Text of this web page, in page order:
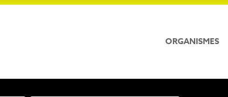
ORGANISMES